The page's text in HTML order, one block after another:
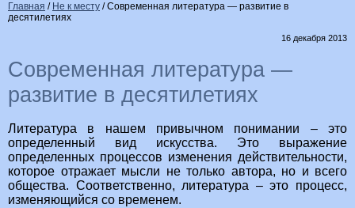
Главная / Не к месту /Современная литература — развитие в
десятилетиях
16 декабря 2013
Современная литература —
развитие в десятилетиях
Литература в нашем привычном понимании – это
определенный вид искусства. Это выражение
определенных процессов изменения действительности,
которое отражает мысли не только автора, но и всего
общества. Соответственно, литература – это процесс,
изменяющийся со временем.